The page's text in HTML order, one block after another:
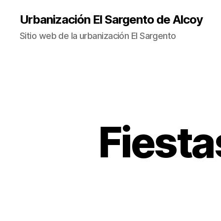
Urbanización El Sargento de Alcoy
Sitio web de la urbanización El Sargento